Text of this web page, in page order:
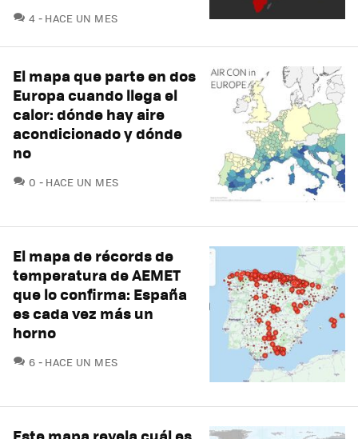
4 COMENTARIOS
HACE UN MES
El mapa que parte en dos
Europa cuando llega el
calor: dónde hay aire
acondicionado y dónde
no
0 COMENTARIOS
HACE UN MES
El mapa de récords de
temperatura de AEMET
que lo confirma: España
es cada vez más un
horno
6 COMENTARIOS
HACE UN MES